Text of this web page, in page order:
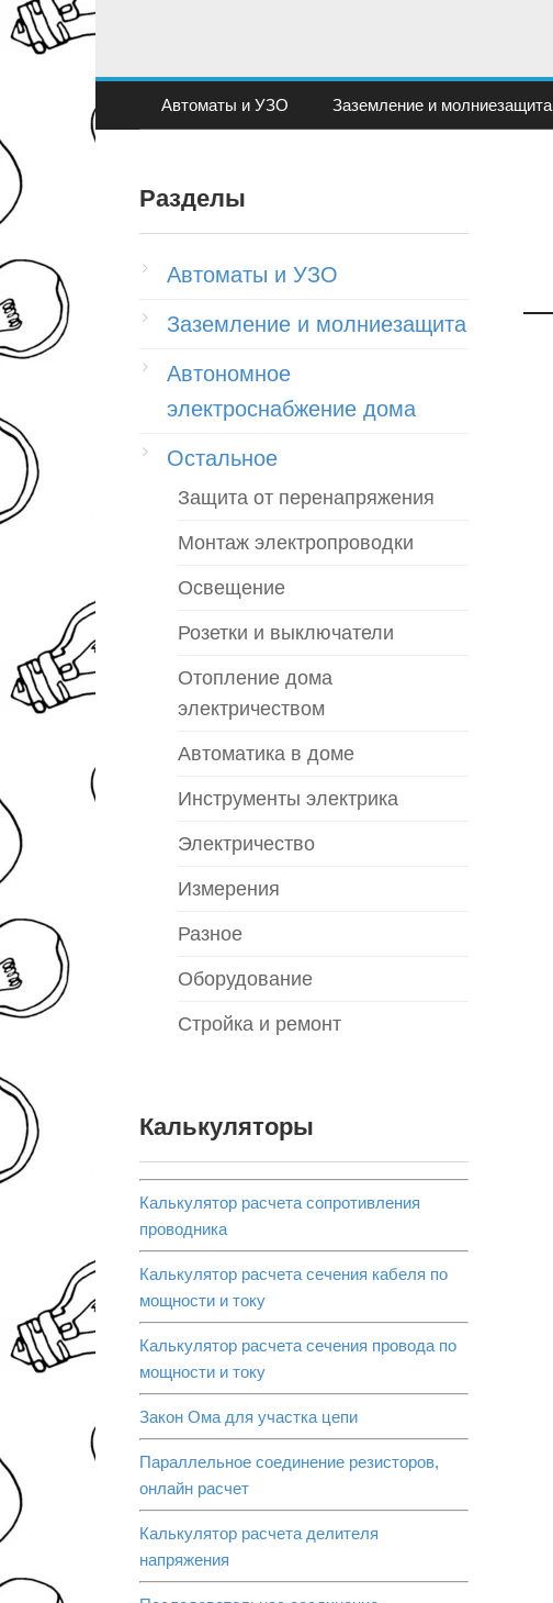
Перейти
Автоматы и УЗО Заземление и молниезащита
Разделы
Автоматы и УЗО
Заземление и молниезащита
Автономное
электроснабжение дома
Остальное
Защита от перенапряжения
Монтаж электропроводки
Освещение
Розетки и выключатели
Отопление дома
электричеством
Автоматика в доме
Инструменты электрика
Электричество
Измерения
Разное
Оборудование
Стройка и ремонт
Калькуляторы
Калькулятор расчета сопротивления
проводника
Калькулятор расчета сечения кабеля по
мощности и току
Калькулятор расчета сечения провода по
мощности и току
Закон Ома для участка цепи
Параллельное соединение резисторов,
онлайн расчет
Калькулятор расчета делителя
напряжения